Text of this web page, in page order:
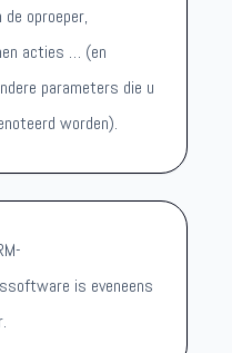
oproeper,
acties … (en
parameters die u
worden).
is eveneens